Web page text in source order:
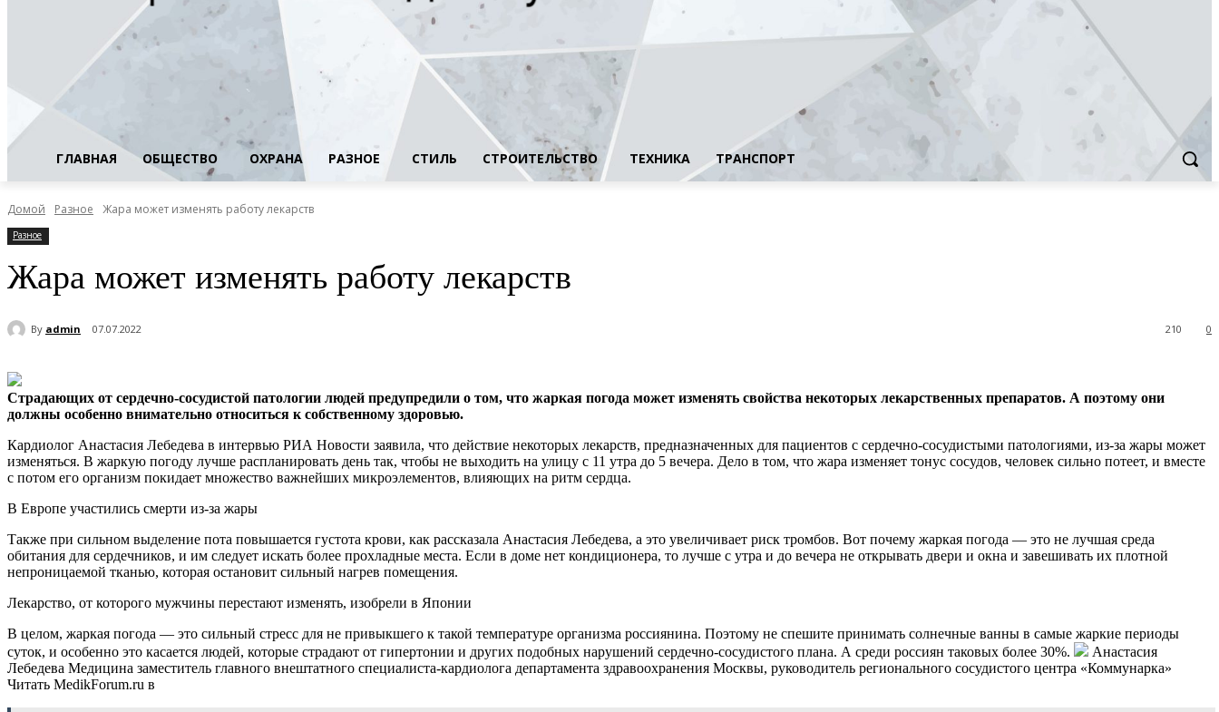
ГЛАВНАЯ ОБЩЕСТВО ОХРАНА РАЗНОЕ СТИЛЬ СТРОИТЕЛЬСТВО ТЕХНИКА ТРАНСПОРТ
Домой Разное Жара может изменять работу лекарств
Разное
Жара может изменять работу лекарств
By admin 07.07.2022 0
210
Страдающих от сердечно-сосудистой патологии людей предупредили о том, что жаркая погода может изменять свойства некоторых лекарственных препаратов. А поэтому они
должны особенно внимательно относиться к собственному здоровью.
Кардиолог Анастасия Лебедева в интервью РИА Новости заявила, что действие некоторых лекарств, предназначенных для пациентов с сердечно-сосудистыми патологиями, из-за жары может
изменяться. В жаркую погоду лучше распланировать день так, чтобы не выходить на улицу с 11 утра до 5 вечера. Дело в том, что жара изменяет тонус сосудов, человек сильно потеет, и вместе
с потом его организм покидает множество важнейших микроэлементов, влияющих на ритм сердца.
В Европе участились смерти из-за жары
Также при сильном выделение пота повышается густота крови, как рассказала Анастасия Лебедева, а это увеличивает риск тромбов. Вот почему жаркая погода — это не лучшая среда
обитания для сердечников, и им следует искать более прохладные места. Если в доме нет кондиционера, то лучше с утра и до вечера не открывать двери и окна и завешивать их плотной
непроницаемой тканью, которая остановит сильный нагрев помещения.
Лекарство, от которого мужчины перестают изменять, изобрели в Японии
В целом, жаркая погода — это сильный стресс для не привыкшего к такой температуре организма россиянина. Поэтому не спешите принимать солнечные ванны в самые жаркие периоды
суток, и особенно это касается людей, которые страдают от гипертонии и других подобных нарушений сердечно-сосудистого плана. А среди россиян таковых более 30%.
Анастасия
Лебедева Медицина заместитель главного внештатного специалиста-кардиолога департамента здравоохранения Москвы, руководитель регионального сосудистого центра «Коммунарка»
Читать MedikForum.ru в